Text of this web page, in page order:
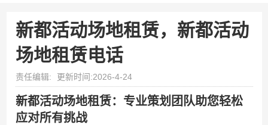
新都活动场地租赁，新都活动
场地租赁电话
责任编辑: 更新时间:2026-4-24
新都活动场地租赁：专业策划团队助您轻松
应对所有挑战